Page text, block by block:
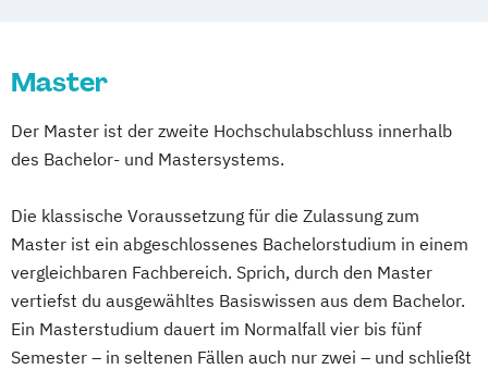
Physiotherapie
Sozialmanagement
Technische Redaktion und
Informationsdesign
Tourismusmanagement
Wirtschaftsinformatik
Wirtschaftsinformatik - Schwerpunkt E-
Business
TV und Media
Handelsmanagement
Human Resources Management
Energiemanagement
Management in Information and Business
Technologies
Management und IT
Marketing und Verkauf
Master
Der Master ist der zweite Hochschulabschluss innerhalb
des Bachelor- und Mastersystems.
Die klassische Voraussetzung für die Zulassung zum
Master ist ein abgeschlossenes Bachelorstudium in einem
vergleichbaren Fachbereich. Sprich, durch den Master
vertiefst du ausgewähltes Basiswissen aus dem Bachelor.
Ein Masterstudium dauert im Normalfall vier bis fünf
Semester – in seltenen Fällen auch nur zwei – und schließt